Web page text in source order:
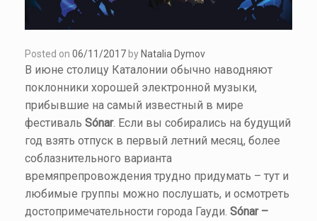
Posted on 06/11/2017byNatalia Dymov
В июне столицу Каталонии обычно наводняют
поклонники хорошей электронной музыки,
прибывшие на самый известный в мире
фестиваль Sónar. Если вы собирались на будущий
год взять отпуск в первый летний месяц, более
соблазнительного варианта
времяпрепровождения трудно придумать – тут и
любимые группы можно послушать, и осмотреть
достопримечательности города Гауди. Sónar –